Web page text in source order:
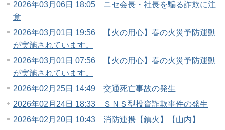
2026年03月06日 18:05 ニセ会長・社長を騙る詐欺に注
意
2026年03月01日 19:56 【火の用心】春の火災予防運動
が実施されています。
2026年03月01日 07:56 【火の用心】春の火災予防運動
が実施されています。
2026年02月25日 14:49 交通死亡事故の発生
2026年02月24日 18:33 ＳＮＳ型投資詐欺事件の発生
2026年02月20日 10:43 消防連携【鎮火】【山内】